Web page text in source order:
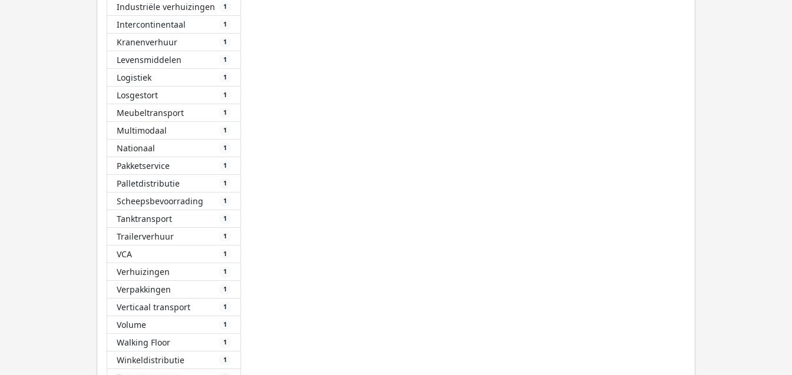
Industriële verhuizingen 1
Intercontinentaal 1
Kranenverhuur 1
Levensmiddelen 1
Logistiek 1
Losgestort 1
Meubeltransport 1
Multimodaal 1
Nationaal 1
Pakketservice 1
Palletdistributie 1
Scheepsbevoorrading 1
Tanktransport 1
Trailerverhuur 1
VCA 1
Verhuizingen 1
Verpakkingen 1
Verticaal transport 1
Volume 1
Walking Floor 1
Winkeldistributie 1